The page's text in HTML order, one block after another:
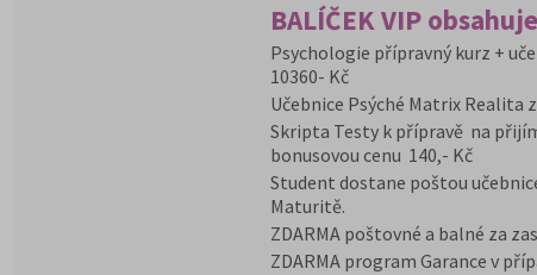
BALÍČEK VIP
Psychologie přípravný kurz +
10360- Kč
Učebnice Psýché Matrix Realita
Skripta Testy k přípravě na
bonusovou cenu 140,- Kč
Student dostane poštou
Maturitě.
ZDARMA poštovné a balné za
ZDARMA program Garance v